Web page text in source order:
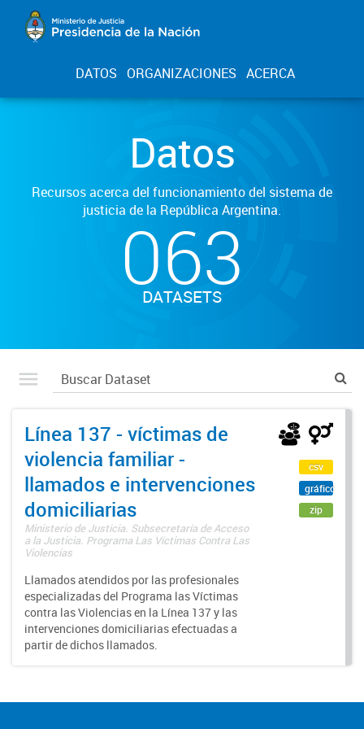
DATOS ORGANIZACIONES ACERCA
Datos
Recursos acerca del funcionamiento del sistema de
justicia de la República Argentina.
063
DATASETS
Línea 137 - víctimas de
violencia familiar -
llamados e intervenciones
domiciliarias
Ministerio de Justicia. Subsecretaría de Acceso
a la Justicia. Programa Las Víctimas Contra Las
Violencias
Llamados atendidos por las profesionales
especializadas del Programa las Víctimas
contra las Violencias en la Línea 137 y las
intervenciones domiciliarias efectuadas a
partir de dichos llamados.
csv
gráfico
zip